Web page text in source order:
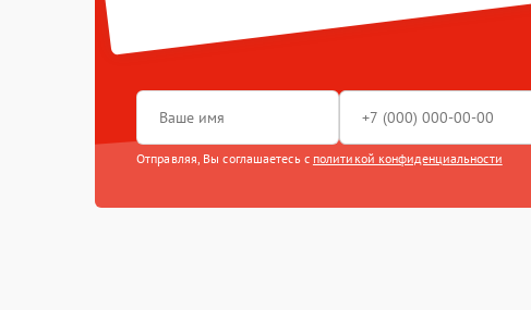
Отправляя, Вы соглашаетесь с политикой конфиденциальности